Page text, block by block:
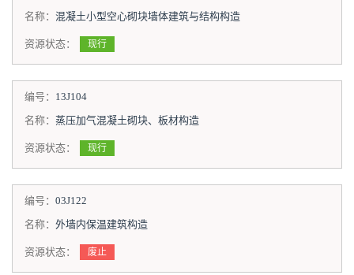
名称： 混凝土小型空心砌块墙体建筑与结构构造
资源状态： 现行
编号： 13J104
名称： 蒸压加气混凝土砌块、板材构造
资源状态： 现行
编号： 03J122
名称： 外墙内保温建筑构造
资源状态： 废止